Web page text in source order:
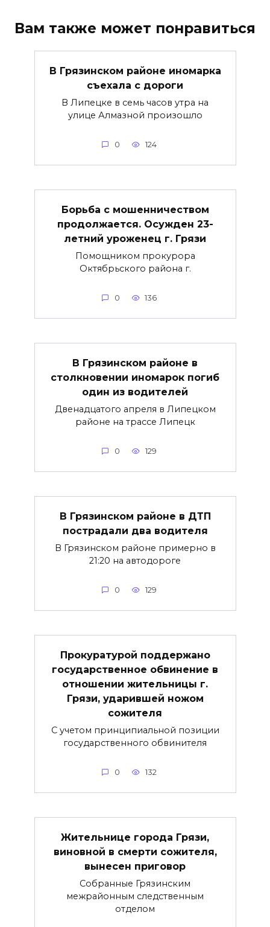
Вам также может понравиться
В Грязинском районе иномарка
съехала с дороги
В Липецке в семь часов утра на
улице Алмазной произошло
0 124
Борьба с мошенничеством
продолжается. Осужден 23-
летний уроженец г. Грязи
Помощником прокурора
Октябрьского района г.
0 136
В Грязинском районе в
столкновении иномарок погиб
один из водителей
Двенадцатого апреля в Липецком
районе на трассе Липецк
0 129
В Грязинском районе в ДТП
пострадали два водителя
В Грязинском районе примерно в
21:20 на автодороге
0 129
Прокуратурой поддержано
государственное обвинение в
отношении жительницы г.
Грязи, ударившей ножом
сожителя
C учетом принципиальной позиции
государственного обвинителя
0 132
Жительнице города Грязи,
виновной в смерти сожителя,
вынесен приговор
Собранные Грязинским
межрайонным следственным
отделом